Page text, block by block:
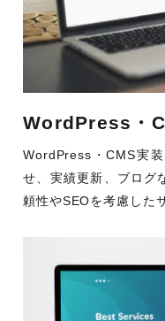
WordPress・
WordPress・CMS実
せ、実績更新、ブログ
頼性やSEOを考慮した